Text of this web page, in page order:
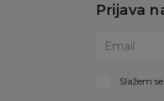
Prijava
Email
Slažem